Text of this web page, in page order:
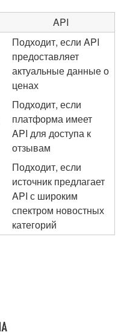
API
Подходит, если ‌API
⁤предоставляет
актуальные ​данные ⁢о
ценах
Подходит,⁢ если
платформа⁣ имеет
⁣API​ для доступа⁢ к
‍отзывам
Подходит, если⁤
источник предлагает
API‍ с широким
спектром новостных
категорий